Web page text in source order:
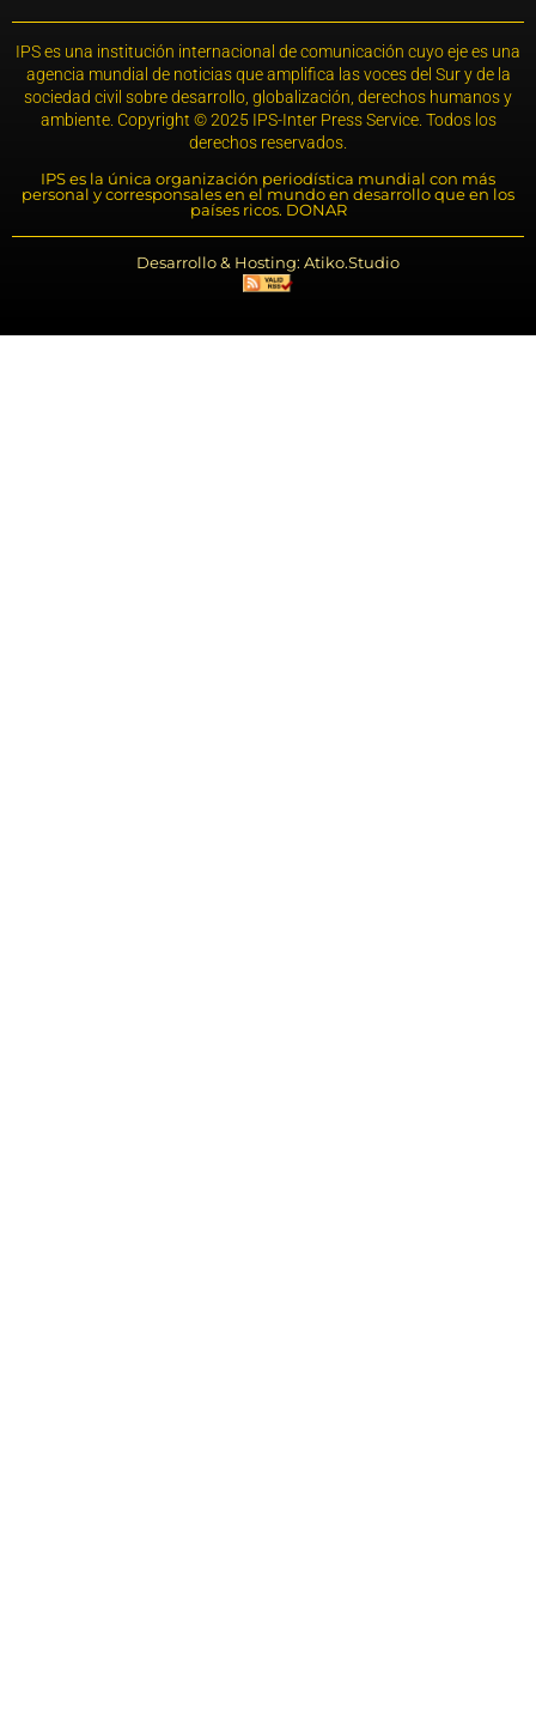
IPS es una institución internacional de comunicación cuyo eje es una
agencia mundial de noticias que amplifica las voces del Sur y de la
sociedad civil sobre desarrollo, globalización, derechos humanos y
ambiente. Copyright © 2025 IPS-Inter Press Service. Todos los
derechos reservados.
IPS es la única organización periodística mundial con más
personal y corresponsales en el mundo en desarrollo que en los
países ricos. DONAR
Desarrollo & Hosting: Atiko.Studio